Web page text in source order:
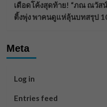
เดือดโค้งสุดท้าย! “ภณ ณวัสน์
ติ้งพุ่ง พาคนดูแห่ลุ้นบทสรุป
Meta
Log in
Entries feed